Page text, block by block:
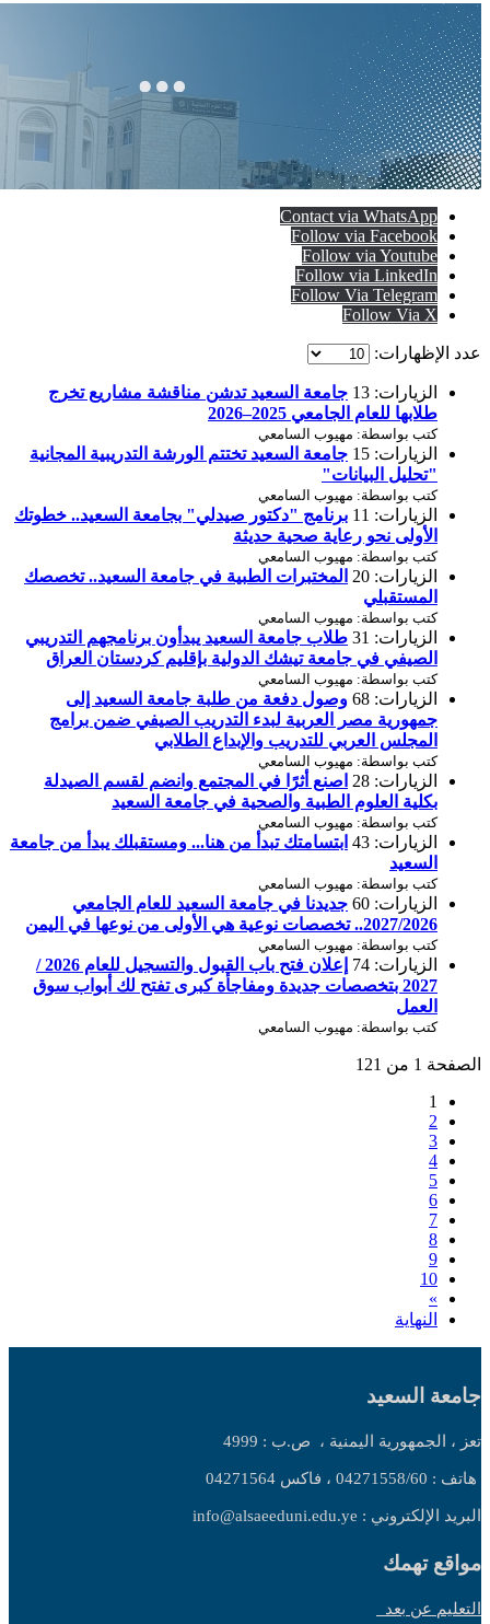
Contact via WhatsApp
Follow via Facebook
Follow via Youtube
Follow via LinkedIn
Follow Via Telegram
Follow Via X
عدد الإظهارات:
الزيارات: 13
جامعة السعيد تدشن مناقشة مشاريع تخرج
طلابها للعام الجامعي 2025–2026
كتب بواسطة: مهيوب السامعي
الزيارات: 15
جامعة السعيد تختتم الورشة التدريبية المجانية
"تحليل البيانات"
كتب بواسطة: مهيوب السامعي
الزيارات: 11
برنامج "دكتور صيدلي" بجامعة السعيد.. خطوتك
الأولى نحو رعاية صحية حديثة
كتب بواسطة: مهيوب السامعي
الزيارات: 20
المختبرات الطبية في جامعة السعيد.. تخصصك
المستقبلي
كتب بواسطة: مهيوب السامعي
الزيارات: 31
طلاب جامعة السعيد يبدأون برنامجهم التدريبي
الصيفي في جامعة تيشك الدولية بإقليم كردستان العراق
كتب بواسطة: مهيوب السامعي
الزيارات: 68
وصول دفعة من طلبة جامعة السعيد إلى
جمهورية مصر العربية لبدء التدريب الصيفي ضمن برامج
المجلس العربي للتدريب والإبداع الطلابي
كتب بواسطة: مهيوب السامعي
الزيارات: 28
اصنع أثرًا في المجتمع وانضم لقسم الصيدلة
بكلية العلوم الطبية والصحية في جامعة السعيد
كتب بواسطة: مهيوب السامعي
الزيارات: 43
ابتسامتك تبدأ من هنا... ومستقبلك يبدأ من جامعة
السعيد
كتب بواسطة: مهيوب السامعي
الزيارات: 60
جديدنا في جامعة السعيد للعام الجامعي
2027/2026.. تخصصات نوعية هي الأولى من نوعها في اليمن
كتب بواسطة: مهيوب السامعي
الزيارات: 74
إعلان فتح باب القبول والتسجيل للعام 2026 /
2027 بتخصصات جديدة ومفاجأة كبرى تفتح لك أبواب سوق
العمل
كتب بواسطة: مهيوب السامعي
الصفحة 1 من 121
1
2
3
4
5
6
7
8
9
10
»
النهاية
جامعة السعيد
تعز ، الجمهورية اليمنية ، ص.ب : 4999
هاتف : 04271558/60 ، فاكس 04271564
البريد الإلكتروني : info@alsaeeduni.edu.ye
مواقع تهمك
التعليم عن بعد